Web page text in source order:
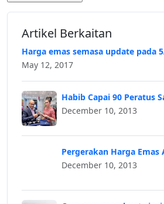
Artikel Berkaitan
Harga emas semasa update pada
May 12, 2017
Habib Capai 90 Peratus
December 10, 2013
Pergerakan Harga Emas
December 10, 2013